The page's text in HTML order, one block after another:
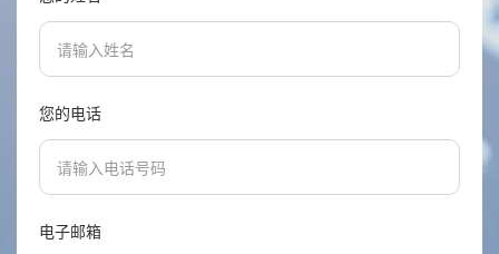
您的电话
电子邮箱